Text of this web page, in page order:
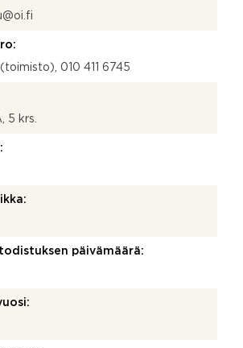
010 411 6745
5 krs.
päivämäärä: